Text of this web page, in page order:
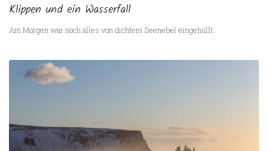
Klippen und ein Wasserfall
Am Morgen war noch alles von dichtem Seenebel eingehüllt.